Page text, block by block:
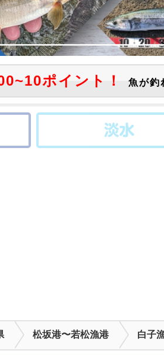
ポイント！ 魚が釣
松坂港〜若松漁港 白子